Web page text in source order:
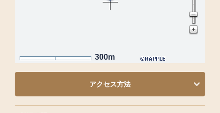
300m
アクセス方法